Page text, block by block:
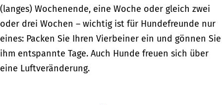
(langes) Wochenende, eine Woche oder gleich zwei
oder drei Wochen – wichtig ist für Hundefreunde nur
eines: Packen Sie Ihren Vierbeiner ein und gönnen Sie
ihm entspannte Tage. Auch Hunde freuen sich über
eine Luftveränderung.